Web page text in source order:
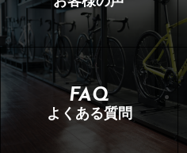
FAQ
よくある質問